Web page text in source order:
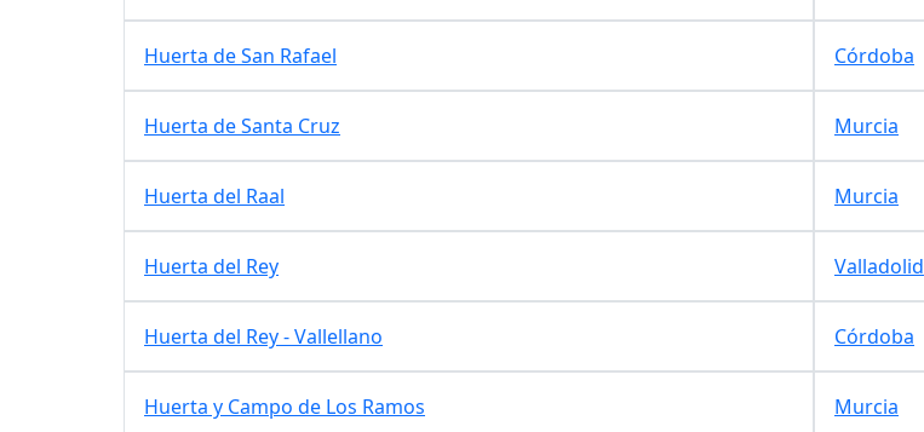
Huerta de San Rafael Córdoba
Huerta de Santa Cruz Murcia
Huerta del Raal Murcia
Huerta del Rey Valladolid
Huerta del Rey - Vallellano Córdoba
Huerta y Campo de Los Ramos Murcia